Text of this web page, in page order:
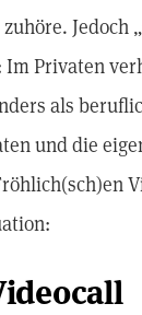
Jedoch
Privaten
als
und die